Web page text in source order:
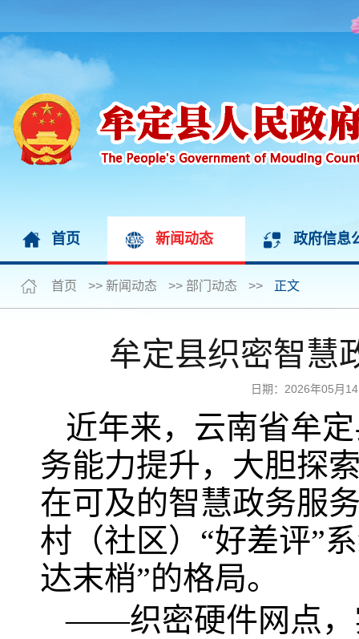
首页 新闻动态 政府信息
首页 >> 新闻动态 >> 部门动态 >> 正文
牟定县织密智慧
日期：2026年05月
近年来，云南省牟
务能力提升，大胆探
在可及的智慧政务服
村（社区）“好差评”
达末梢”的格局。
——织密硬件网点，